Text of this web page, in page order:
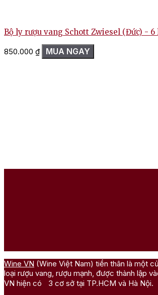
Bộ ly rượu vang Schott Zwiesel (Đức) - 6
850.000 ₫ MUA NGAY
Wine VN (Wine Việt Nam) tiền thân là một
loại rượu vang, rượu mạnh, được thành lập
VN hiện có 3 cơ sở tại TP.HCM và Hà Nội.